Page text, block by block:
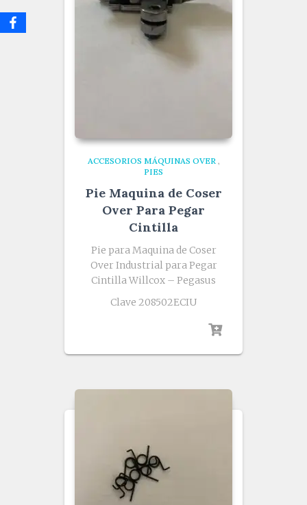
ACCESORIOS MÁQUINAS OVER
PIES
Pie Maquina de Coser
Over Para Pegar
Cintilla
Pie para Maquina de Coser
Over Industrial para Pegar
Cintilla Willcox – Pegasus
Clave 208502ECIU